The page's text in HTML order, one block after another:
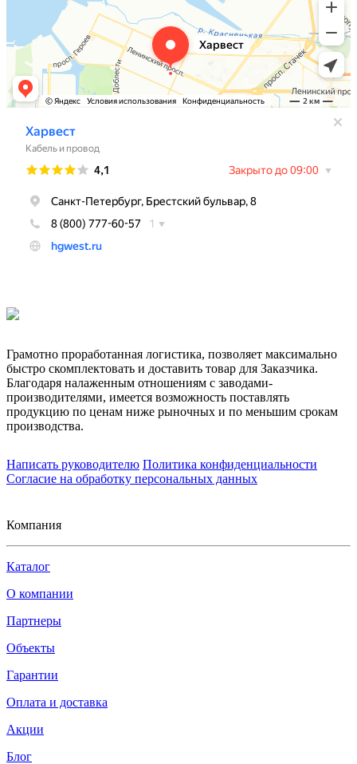
Грамотно проработанная логистика, позволяет максимально
быстро скомплектовать и доставить товар для Заказчика.
Благодаря налаженным отношениям с заводами-
производителями, имеется возможность поставлять
продукцию по ценам ниже рыночных и по меньшим срокам
производства.
Написать руководителю Политика конфиденциальности
Согласие на обработку персональных данных
Компания
Каталог
О компании
Партнеры
Объекты
Гарантии
Оплата и доставка
Акции
Блог